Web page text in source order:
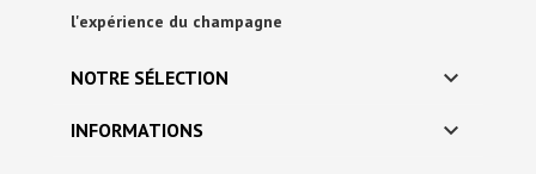
l'expérience du champagne
NOTRE SÉLECTION 
INFORMATIONS 